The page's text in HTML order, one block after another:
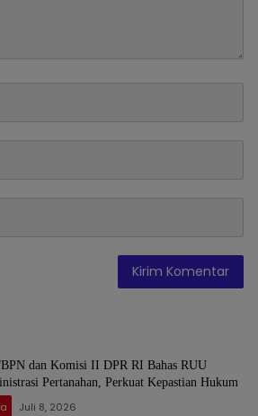
dan Komisi II DPR RI Bahas RUU
Pertanahan, Perkuat Kepastian Hukum
Juli 8, 2026